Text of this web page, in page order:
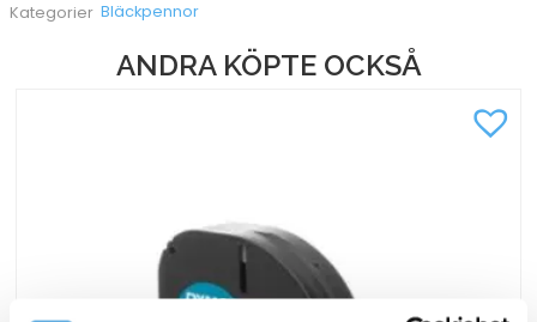
Kategorier Bläckpennor
ANDRA KÖPTE OCKSÅ